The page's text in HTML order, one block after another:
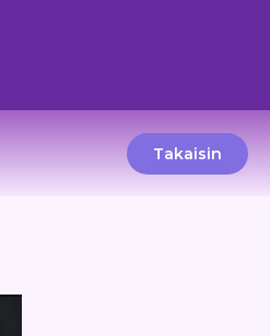
Takaisin